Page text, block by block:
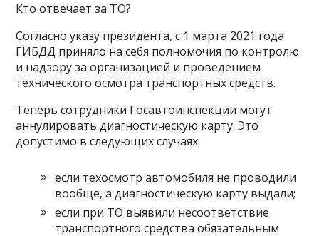
Кто отвечает за ТО?
Согласно указу президента, с 1 марта 2021 года
ГИБДД приняло на себя полномочия по контролю
и надзору за организацией и проведением
технического осмотра транспортных средств.
Теперь сотрудники Госавтоинспекции могут
аннулировать диагностическую карту. Это
допустимо в следующих случаях:
если техосмотр автомобиля не проводили
вообще, а диагностическую карту выдали;
если при ТО выявили несоответствие
транспортного средства обязательным